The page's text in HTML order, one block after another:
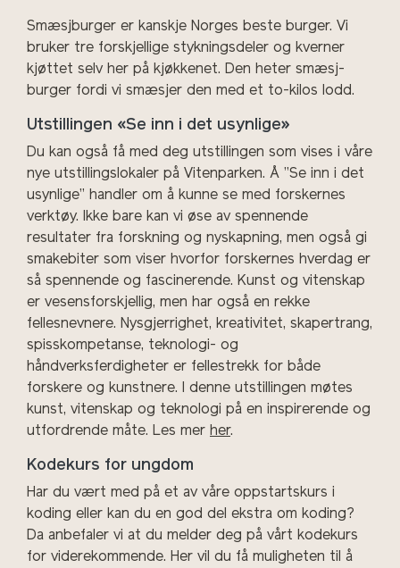
Smæsjburger er kanskje Norges beste burger. Vi
bruker tre forskjellige stykningsdeler og kverner
kjøttet selv her på kjøkkenet. Den heter smæsj-
burger fordi vi smæsjer den med et to-kilos lodd.
Utstillingen «Se inn i det usynlige»
Du kan også få med deg utstillingen som vises i våre
nye utstillingslokaler på Vitenparken. Å ”Se inn i det
usynlige” handler om å kunne se med forskernes
verktøy. Ikke bare kan vi øse av spennende
resultater fra forskning og nyskapning, men også gi
smakebiter som viser hvorfor forskernes hverdag er
så spennende og fascinerende. Kunst og vitenskap
er vesensforskjellig, men har også en rekke
fellesnevnere. Nysgjerrighet, kreativitet, skapertrang,
spisskompetanse, teknologi- og
håndverksferdigheter er fellestrekk for både
forskere og kunstnere. I denne utstillingen møtes
kunst, vitenskap og teknologi på en inspirerende og
utfordrende måte. Les mer her.
Kodekurs for ungdom
Har du vært med på et av våre oppstartskurs i
koding eller kan du en god del ekstra om koding?
Da anbefaler vi at du melder deg på vårt kodekurs
for viderekommende. Her vil du få muligheten til å